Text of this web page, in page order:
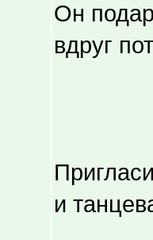
Он
вдруг
и